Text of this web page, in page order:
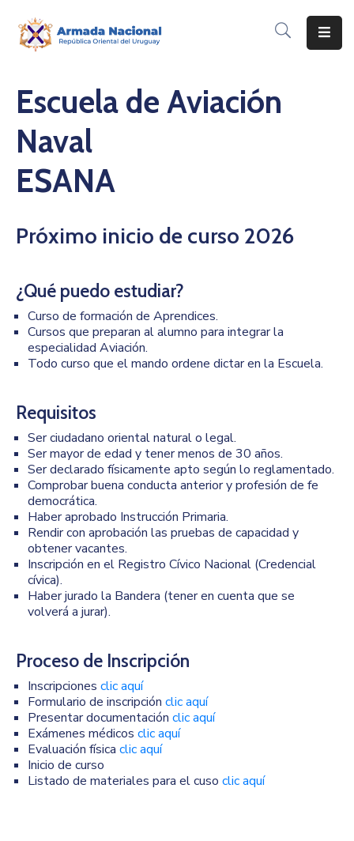
Institución
Inscripciones
Noticias
Contacto
Escuela de Aviación
Naval
ESANA
Próximo inicio de curso 2026
¿Qué puedo estudiar?
Curso de formación de Aprendices.
Cursos que preparan al alumno para integrar la
especialidad Aviación.
Todo curso que el mando ordene dictar en la Escuela.
Requisitos
Ser ciudadano oriental natural o legal.
Ser mayor de edad y tener menos de 30 años.
Ser declarado físicamente apto según lo reglamentado.
Comprobar buena conducta anterior y profesión de fe
democrática.
Haber aprobado Instrucción Primaria.
Rendir con aprobación las pruebas de capacidad y
obtener vacantes.
Inscripción en el Registro Cívico Nacional (Credencial
cívica).
Haber jurado la Bandera (tener en cuenta que se
volverá a jurar).
Proceso de Inscripción
Inscripciones clic aquí
Formulario de inscripción clic aquí
Presentar documentación clic aquí
Exámenes médicos clic aquí
Evaluación física clic aquí
Inicio de curso
Listado de materiales para el cuso clic aquí